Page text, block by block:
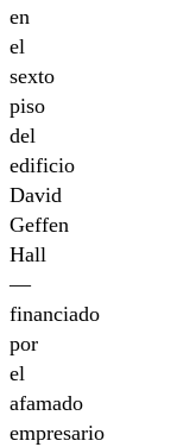
en
el
sexto
piso
del
edificio
David
Geffen
Hall
—
financiado
por
el
afamado
empresario